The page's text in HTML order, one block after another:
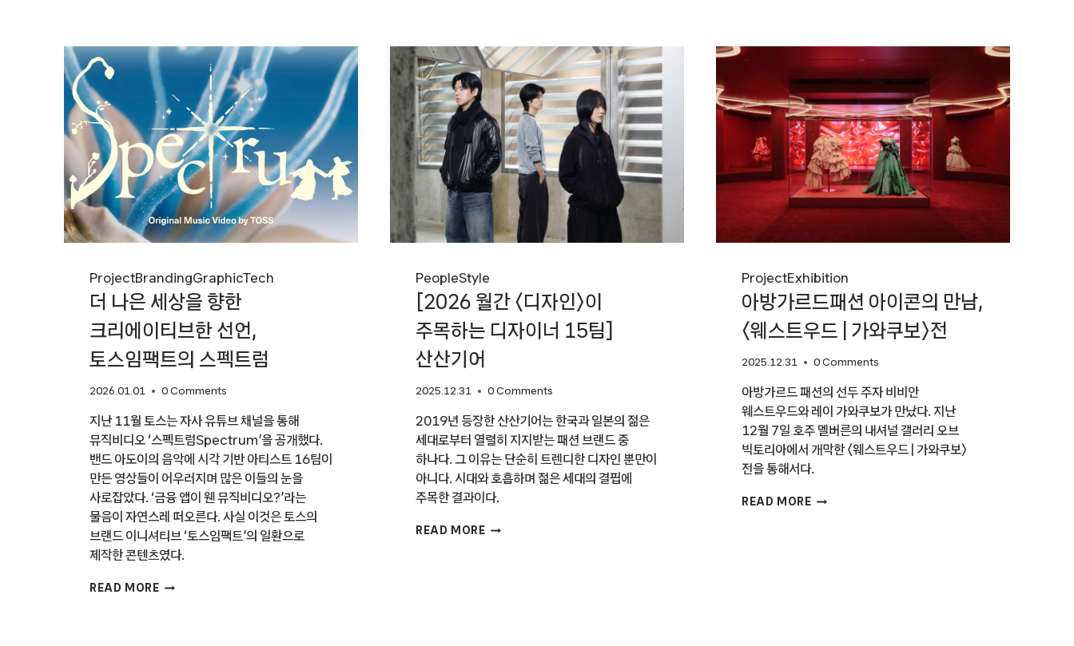
디자이너
15팀]
정다혜
문화
공간,
에스파스
가브리엘
샤넬
ProjectBrandingGraphicTech
더 나은 세상을 향한
크리에이티브한 선언,
토스임팩트의 스펙트럼
2026.01.01 0 Comments
지난 11월 토스는 자사 유튜브 채널을 통해
뮤직비디오 ‘스펙트럼Spectrum’을 공개했다.
밴드 아도이의 음악에 시각 기반 아티스트 16팀이
만든 영상들이 어우러지며 많은 이들의 눈을
사로잡았다. ‘금융 앱이 웬 뮤직비디오?’라는
물음이 자연스레 떠오른다. 사실 이것은 토스의
브랜드 이니셔티브 ‘토스임팩트’의 일환으로
제작한 콘텐츠였다.
READ MORE더
PeopleStyle
[2026 월간 〈디자인〉이
주목하는 디자이너 15팀]
산산기어
2025.12.31 0 Comments
2019년 등장한 산산기어는 한국과 일본의 젊은
세대로부터 열렬히 지지받는 패션 브랜드 중
하나다. 그 이유는 단순히 트렌디한 디자인 뿐만이
아니다. 시대와 호흡하며 젊은 세대의 결핍에
주목한 결과이다.
READ MORE[2026
ProjectExhibition
아방가르드패션 아이콘의 만남,
〈웨스트우드 | 가와쿠보〉전
2025.12.31 0 Comments
아방가르드 패션의 선두 주자 비비안
웨스트우드와 레이 가와쿠보가 만났다. 지난
12월 7일 호주 멜버른의 내셔널 갤러리 오브
빅토리아에서 개막한 〈웨스트우드 | 가와쿠보〉
전을 통해서다.
READ MORE아방가르드패션